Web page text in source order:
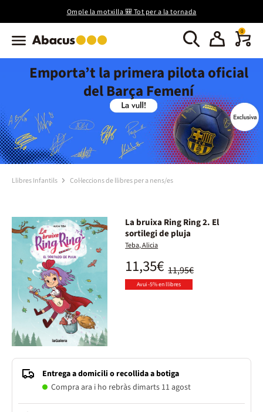
Omple la motxilla 🎒 Tot per a la tornada
0
Emporta’t la primera pilota oficial
del Barça Femení
Llibres Infantils Col·leccions de llibres per a nens/es
La bruixa Ring Ring 2. El
sortilegi de pluja
Teba, Alicia
11,95€
11,35€
Avui -5% en llibres
Entrega a domicili o recollida a botiga
Compra ara i ho rebràs dimarts 11 agost